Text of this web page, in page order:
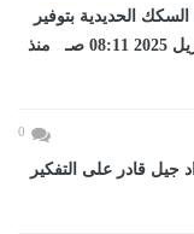
الحديدية بتوفير
أماكن في رحلات...اليوم الأربعاء، 2 أبريل 2025 08:11 صـ منذ
0
جيل قادر على التفكير